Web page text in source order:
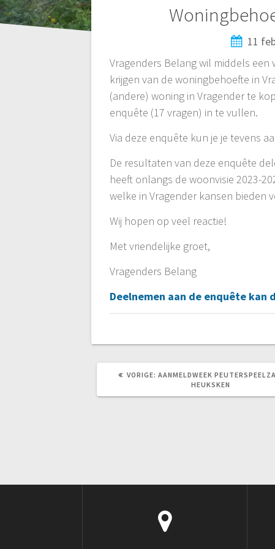
11
Vragenders Belang wil middels
krijgen van de woningbehoefte in
(andere) woning in Vragender te
enquête (17 vragen) in te vullen.
Via deze enquête kun je je tevens
De resultaten van deze enquête
heeft onlangs de woonvisie 2023-
welke in Vragender kansen bieden
Wij hopen op veel reactie!
Met vriendelijke groet,
Vragenders Belang
Deelnemen aan de enquête kan
Bericht
navigatie
VORIGE: VORIG
BERICHT:
AANMELDWEEK
HEUKSKEN